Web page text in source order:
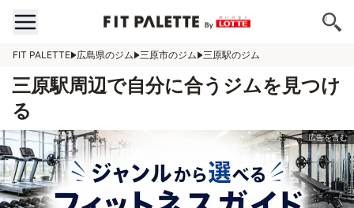
FIT PALETTE 広島県のジム 三原市のジム 三原駅のジム
三原駅周辺で自分に合うジムを見つけ
る